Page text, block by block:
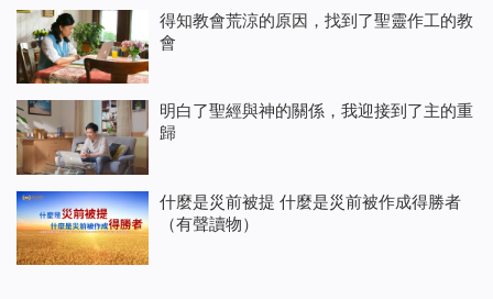
得知教會荒涼的原因，找到了聖靈作工的教
會
明白了聖經與神的關係，我迎接到了主的重
歸
什麼是災前被提 什麼是災前被作成得勝者
（有聲讀物）